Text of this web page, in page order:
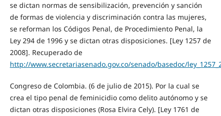
se dictan normas de sensibilización, prevención y sanción
de formas de violencia y discriminación contra las mujeres,
se reforman los Códigos Penal, de Procedimiento Penal, la
Ley 294 de 1996 y se dictan otras disposiciones. [Ley 1257 de
2008]. Recuperado de
http://www.secretariasenado.gov.co/senado/basedoc/
Congreso de Colombia. (6 de julio de 2015). Por la cual se
crea el tipo penal de feminicidio como delito autónomo y se
dictan otras disposiciones (Rosa Elvira Cely). [Ley 1761 de